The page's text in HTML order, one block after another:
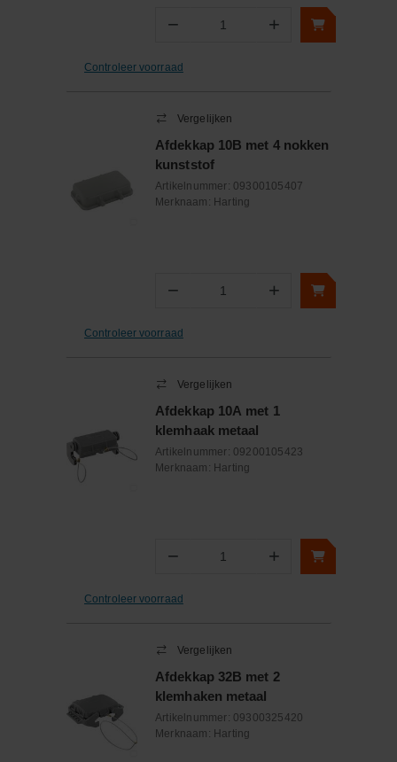
− Aantal +
Controleer voorraad
Vergelijken
Afdekkap 10B met 4 nokken
kunststof
Artikelnummer: 09300105407
Merknaam: Harting
− Aantal +
Controleer voorraad
Vergelijken
Afdekkap 10A met 1
klemhaak metaal
Artikelnummer: 09200105423
Merknaam: Harting
− Aantal +
Controleer voorraad
Vergelijken
Afdekkap 32B met 2
klemhaken metaal
Artikelnummer: 09300325420
Merknaam: Harting